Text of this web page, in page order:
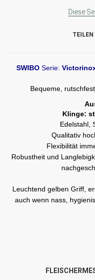
Diese
TEILEN
SWIBO Serie:
Bequeme,
Klinge:
Edelstahl,
Qualitativ
Flexibilität
Robustheit und
Leuchtend gelben Griff,
auch wenn nass,